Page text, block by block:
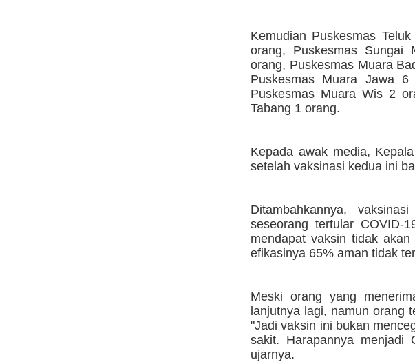
Kemudian Puskesmas
orang, Puskesmas Sungai
orang, Puskesmas Muara
Puskesmas Muara Jawa
Puskesmas Muara Wis 2
Tabang 1 orang.
Kepada awak media,
setelah vaksinasi kedua ini
Ditambahkannya,
seseorang tertular COVID-
mendapat vaksin tidak
efikasinya 65% aman tidak
Meski orang yang
lanjutnya lagi, namun orang
"Jadi vaksin ini bukan
sakit. Harapannya menjadi
ujarnya.